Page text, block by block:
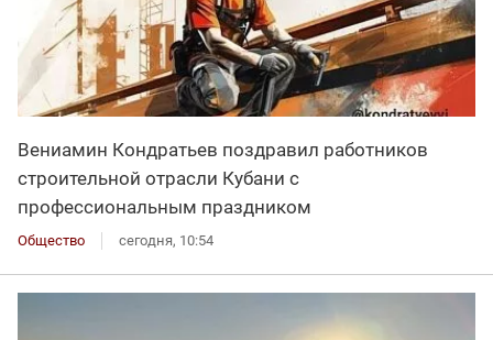
Вениамин Кондратьев поздравил работников
строительной отрасли Кубани с
профессиональным праздником
Общество сегодня, 10:54